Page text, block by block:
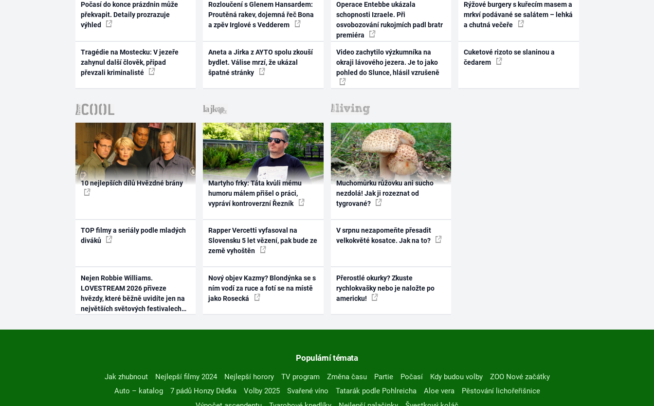
Počasí do konce prázdnin může
překvapit. Detaily prozrazuje
výhled
Tragédie na Mostecku: V jezeře
zahynul další člověk, případ
převzali kriminalisté
Rozloučení s Glenem Hansardem:
Proutěná rakev, dojemná řeč Bona
a zpěv Irglové s Vedderem
Aneta a Jirka z AYTO spolu zkouší
bydlet. Válise mrzí, že ukázal
špatné stránky
Operace Entebbe ukázala
schopnosti Izraele. Při
osvobozování rukojmích padl bratr
premiéra
Video zachytilo výzkumníka na
okraji lávového jezera. Je to jako
pohled do Slunce, hlásil vzrušeně
Rýžové burgery s kuřecím masem a
mrkví podávané se salátem – lehká
a chutná večeře
Cuketové rizoto se slaninou a
čedarem
10 nejlepších dílů Hvězdné brány
TOP filmy a seriály podle mladých
diváků
Nejen Robbie Williams.
LOVESTREAM 2026 přiveze
hvězdy, které běžně uvidíte jen na
největších světových festivalech
Martyho frky: Táta kvůli mému
humoru málem přišel o práci,
vypráví kontroverzní Řezník
Rapper Vercetti vyfasoval na
Slovensku 5 let vězení, pak bude ze
země vyhoštěn
Nový objev Kazmy? Blondýnka se s
ním vodí za ruce a fotí se na místě
jako Rosecká
Muchomůrku růžovku ani sucho
nezdolá! Jak ji rozeznat od
tygrované?
V srpnu nezapomeňte přesadit
velkokvěté kosatce. Jak na to?
Přerostlé okurky? Zkuste
rychlokvašky nebo je naložte po
americku!
Populární témata
Jak zhubnout Nejlepší filmy 2024 Nejlepší horory TV program Změna času Partie Počasí Kdy budou volby
ZOO Nové začátky
Auto – katalog
7 pádů Honzy Dědka Volby 2025 Svařené víno Tatarák podle Pohlreicha Aloe vera
Pěstování lichořeřišnice